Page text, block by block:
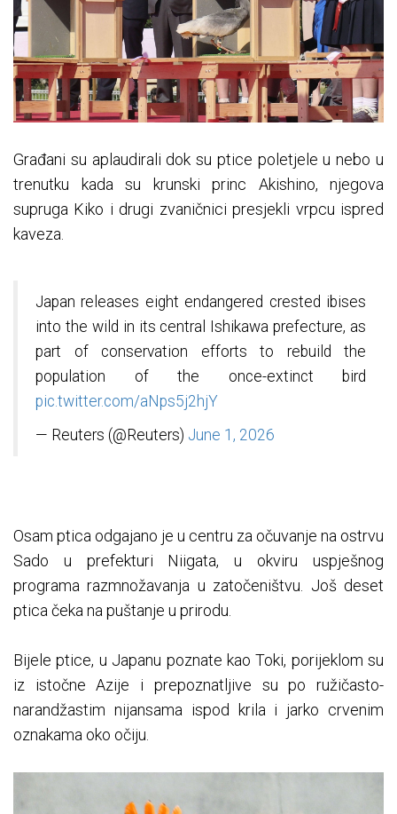
Građani su aplaudirali dok su ptice poletjele u nebo u
trenutku kada su krunski princ Akishino, njegova
supruga Kiko i drugi zvaničnici presjekli vrpcu ispred
kaveza.
Japan releases eight endangered crested ibises
into the wild in its central Ishikawa prefecture, as
part of conservation efforts to rebuild the
population of the once-extinct bird
pic.twitter.com/aNps5j2hjY
— Reuters (@Reuters) June 1, 2026
Osam ptica odgajano je u centru za očuvanje na ostrvu
Sado u prefekturi Niigata, u okviru uspješnog
programa razmnožavanja u zatočeništvu. Još deset
ptica čeka na puštanje u prirodu.
Bijele ptice, u Japanu poznate kao Toki, porijeklom su
iz istočne Azije i prepoznatljive su po ružičasto-
narandžastim nijansama ispod krila i jarko crvenim
oznakama oko očiju.